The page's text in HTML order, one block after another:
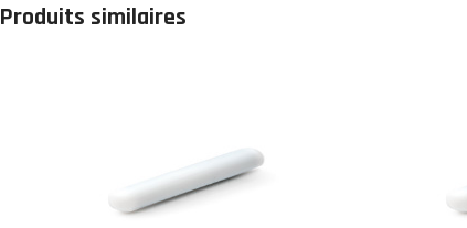
Produits similaires